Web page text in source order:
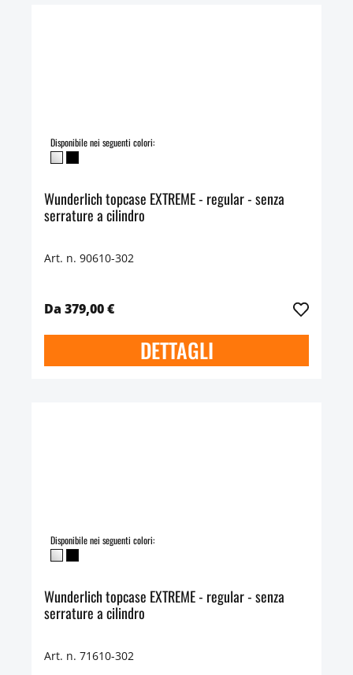
Disponibile nei seguenti colori:
Wunderlich topcase EXTREME - regular - senza
serrature a cilindro
Art. n. 90610-302
Da 379,00 €
DETTAGLI
Disponibile nei seguenti colori:
Wunderlich topcase EXTREME - regular - senza
serrature a cilindro
Art. n. 71610-302